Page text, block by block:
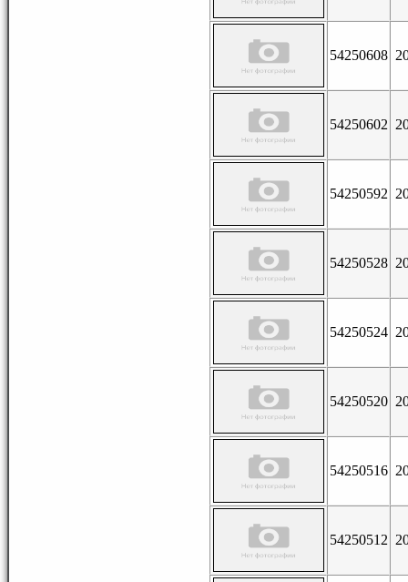
54250608
54250602
54250592
54250528
54250524
54250520
54250516
54250512